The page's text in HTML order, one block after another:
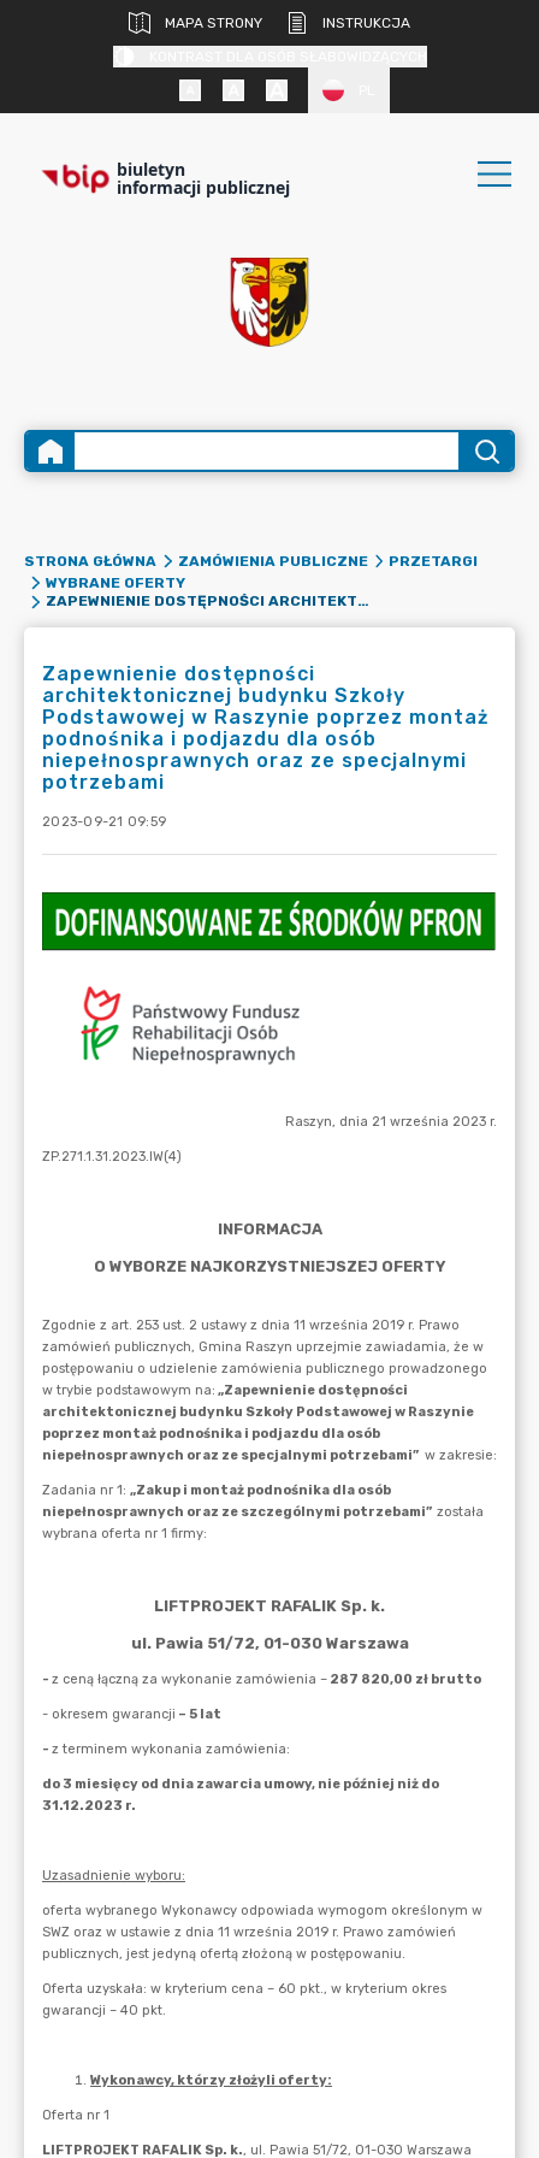
MAPA STRONY
INSTRUKCJA
biuletyn
informacji publicznej
STRONA GŁÓWNA ZAMÓWIENIA PUBLICZNE
PRZETARGI
WYBRANE OFERTY
ZAPEWNIENIE DOSTĘPNOŚCI ARCHITEKTONICZNEJ BUDYNKU SZKOŁY PODSTAWOWEJ W RASZYNIE POPRZEZ MONTAŻ PODNOŚNIKA I PODJAZDU DLA OSÓB NIEPEŁNOSPRAWNYCH ORAZ ZE SPECJALNYMI POTRZEBAMI
Zapewnienie dostępności
architektonicznej budynku Szkoły
Podstawowej w Raszynie poprzez montaż
podnośnika i podjazdu dla osób
niepełnosprawnych oraz ze specjalnymi
potrzebami
2023-09-21 09:59